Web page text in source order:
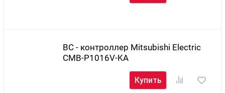
BC - контроллер Mitsubishi Electric
CMB-P1016V-KA
Купить